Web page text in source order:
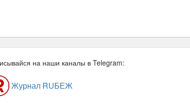
на наши каналы в Telegram:
Журнал RUБЕЖ